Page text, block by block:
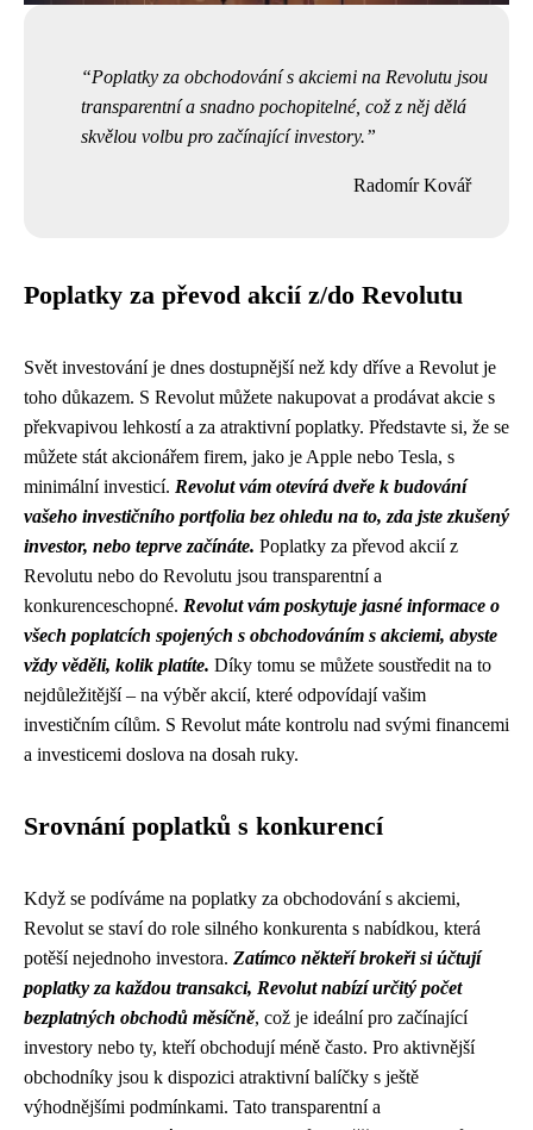
Poplatky za obchodování s akciemi na Revolutu jsou
transparentní a snadno pochopitelné, což z něj dělá
skvělou volbu pro začínající investory.
Radomír Kovář
Poplatky za převod akcií z/do Revolutu
Svět investování je dnes dostupnější než kdy dříve a Revolut je
toho důkazem. S Revolut můžete nakupovat a prodávat akcie s
překvapivou lehkostí a za atraktivní poplatky. Představte si, že se
můžete stát akcionářem firem, jako je Apple nebo Tesla, s
minimální investicí. Revolut vám otevírá dveře k budování
vašeho investičního portfolia bez ohledu na to, zda jste zkušený
investor, nebo teprve začínáte. Poplatky za převod akcií z
Revolutu nebo do Revolutu jsou transparentní a
konkurenceschopné. Revolut vám poskytuje jasné informace o
všech poplatcích spojených s obchodováním s akciemi, abyste
vždy věděli, kolik platíte. Díky tomu se můžete soustředit na to
nejdůležitější – na výběr akcií, které odpovídají vašim
investičním cílům. S Revolut máte kontrolu nad svými financemi
a investicemi doslova na dosah ruky.
Srovnání poplatků s konkurencí
Když se podíváme na poplatky za obchodování s akciemi,
Revolut se staví do role silného konkurenta s nabídkou, která
potěší nejednoho investora. Zatímco někteří brokeři si účtují
poplatky za každou transakci, Revolut nabízí určitý počet
bezplatných obchodů měsíčně, což je ideální pro začínající
investory nebo ty, kteří obchodují méně často. Pro aktivnější
obchodníky jsou k dispozici atraktivní balíčky s ještě
výhodnějšími podmínkami. Tato transparentní a